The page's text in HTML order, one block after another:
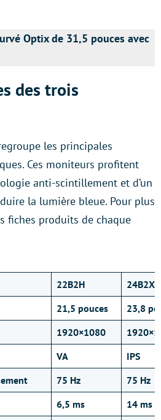
Optix de 31,5 pouces avec
des trois
les principales
Ces moniteurs profitent
anti-scintillement et d’un
la lumière bleue. Pour plus
fiches produits de chaque
22B2H
24B2XH
21,5 pouces
23,8
1920×1080
VA
IPS
75 Hz
75 Hz
6,5 ms
14 ms